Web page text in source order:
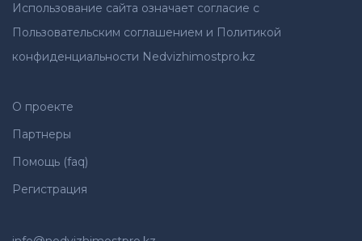
Использование сайта означает согласие с
Пользовательским соглашением и Политикой
конфиденциальности Nedvizhimostpro.kz
О проекте
Партнеры
Помощь (faq)
Регистрация